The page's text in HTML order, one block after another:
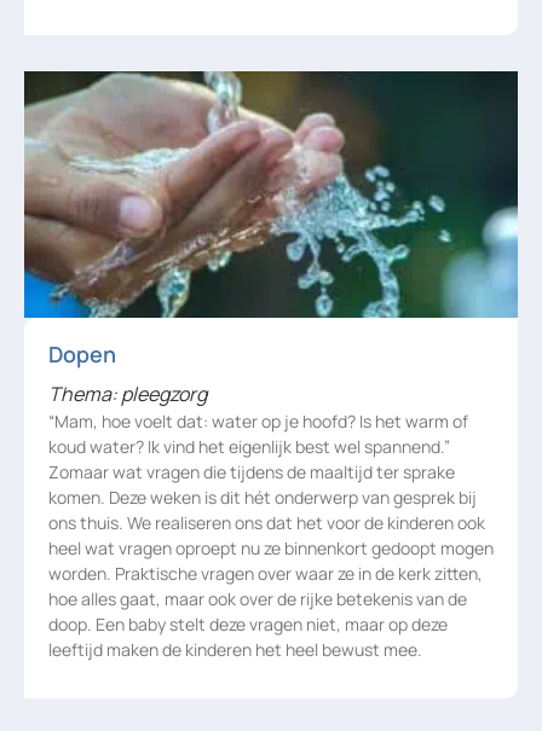
Dopen
Thema: pleegzorg
“Mam, hoe voelt dat: water op je hoofd? Is het warm of
koud water? Ik vind het eigenlijk best wel spannend.”
Zomaar wat vragen die tijdens de maaltijd ter sprake
komen. Deze weken is dit hét onderwerp van gesprek bij
ons thuis. We realiseren ons dat het voor de kinderen ook
heel wat vragen oproept nu ze binnenkort gedoopt mogen
worden. Praktische vragen over waar ze in de kerk zitten,
hoe alles gaat, maar ook over de rijke betekenis van de
doop. Een baby stelt deze vragen niet, maar op deze
leeftijd maken de kinderen het heel bewust mee.